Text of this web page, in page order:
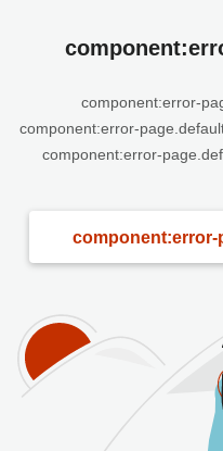
component:error-
component:error-
component:error-
component:error-